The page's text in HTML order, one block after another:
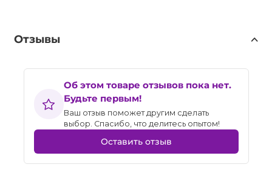
Отзывы
Об этом товаре отзывов пока нет.
Будьте первым!
Ваш отзыв поможет другим сделать
выбор. Спасибо, что делитесь опытом!
Оставить отзыв